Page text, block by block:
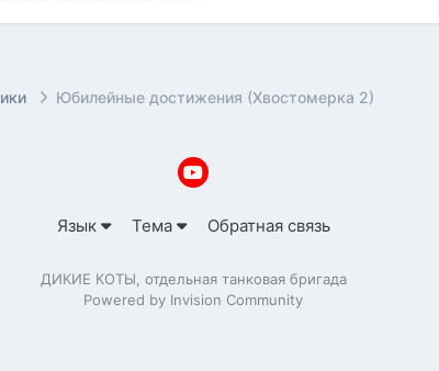
Юбилейные достижения (Хвостомерка 2)
Язык Тема Обратная связь
ДИКИЕ КОТЫ, отдельная танковая бригада
Powered by Invision Community